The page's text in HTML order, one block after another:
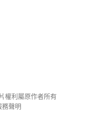
權利屬原作者所有
務聲明